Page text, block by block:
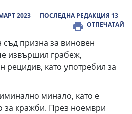
2023
ПОСЛЕДНА РЕДАКЦИЯ 13
ОТПЕЧАТАЙ
призна за виновен
извършил грабеж,
рецидив, като употребил за
минало, като е
за кражби. През ноември